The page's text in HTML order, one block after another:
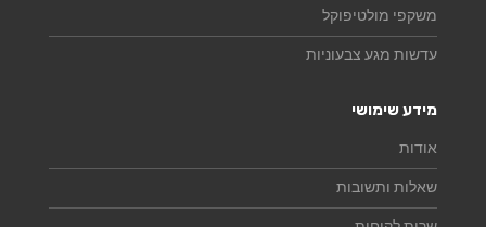
משקפי מולטיפוקל
עדשות מגע צבעוניות
מידע שימושי
אודות
שאלות ותשובות